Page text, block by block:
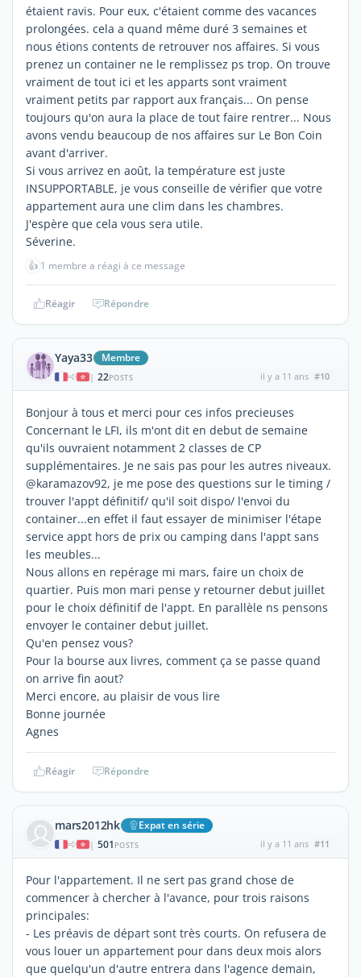
étaient ravis. Pour eux, c'étaient comme des vacances
prolongées. cela a quand même duré 3 semaines et
nous étions contents de retrouver nos affaires. Si vous
prenez un container ne le remplissez ps trop. On trouve
vraiment de tout ici et les apparts sont vraiment
vraiment petits par rapport aux français... On pense
toujours qu'on aura la place de tout faire rentrer... Nous
avons vendu beaucoup de nos affaires sur Le Bon Coin
avant d'arriver.
Si vous arrivez en août, la température est juste
INSUPPORTABLE, je vous conseille de vérifier que votre
appartement aura une clim dans les chambres.
J'espère que cela vous sera utile.
Séverine.
👍 1 membre a réagi à ce message
Réagir Répondre
Yaya33 Membre
| 22POSTS il y a 11 ans #10
Bonjour à tous et merci pour ces infos precieuses
Concernant le LFI, ils m'ont dit en debut de semaine
qu'ils ouvraient notamment 2 classes de CP
supplémentaires. Je ne sais pas pour les autres niveaux.
@karamazov92, je me pose des questions sur le timing /
trouver l'appt définitif/ qu'il soit dispo/ l'envoi du
container...en effet il faut essayer de minimiser l'étape
service appt hors de prix ou camping dans l'appt sans
les meubles...
Nous allons en repérage mi mars, faire un choix de
quartier. Puis mon mari pense y retourner debut juillet
pour le choix définitif de l'appt. En parallèle ns pensons
envoyer le container debut juillet.
Qu'en pensez vous?
Pour la bourse aux livres, comment ça se passe quand
on arrive fin aout?
Merci encore, au plaisir de vous lire
Bonne journée
Agnes
Réagir Répondre
mars2012hk Expat en série
| 501 POSTS il y a 11 ans #11
Pour l'appartement. Il ne sert pas grand chose de
commencer à chercher à l'avance, pour trois raisons
principales:
- Les préavis de départ sont très courts. On refusera de
vous louer un appartement pour dans deux mois alors
que quelqu'un d'autre entrera dans l'agence demain,